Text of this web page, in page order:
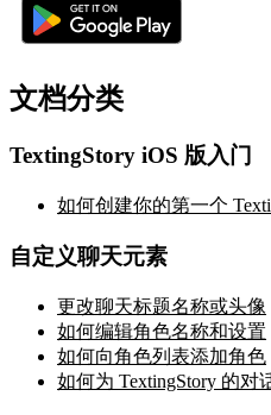
文档分类
TextingStory iOS 版入门
如何创建你的第一个
自定义聊天元素
更改聊天标题名称或头像
如何编辑角色名称和设置
如何向角色列表添加角色
如何为 TextingStory 的对